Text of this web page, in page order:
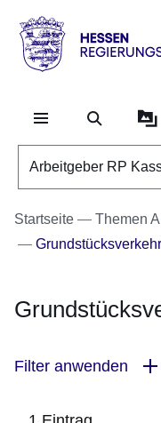
Hessen
RP
Arbeitgeber RP
Startseite
Themen
Filter anwenden